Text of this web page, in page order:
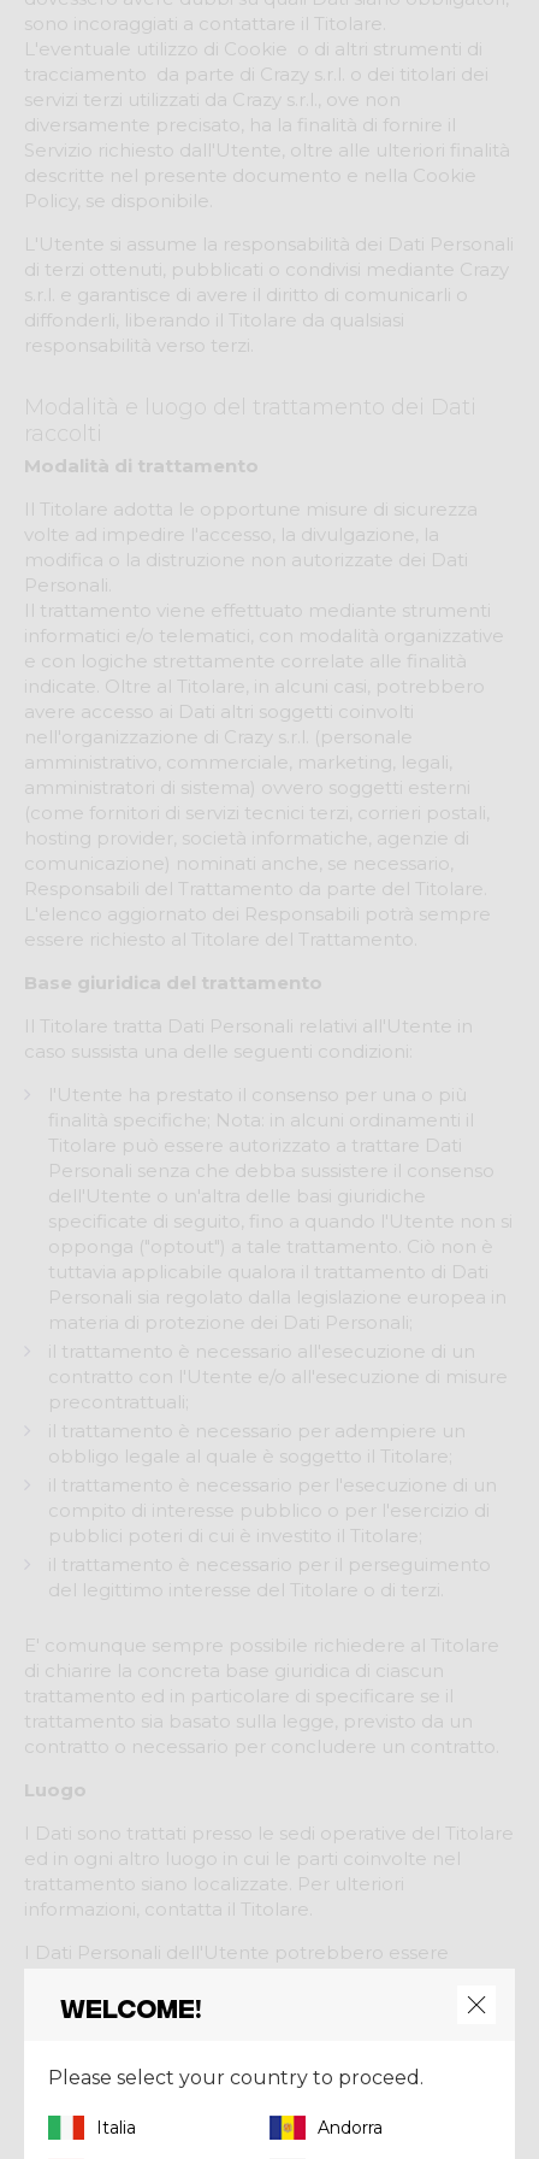
sono incoraggiati a contattare il Titolare.
L'eventuale utilizzo di Cookie ­ o di altri strumenti di
tracciamento ­ da parte di Crazy s.r.l. o dei titolari dei
servizi terzi utilizzati da Crazy s.r.l., ove non
diversamente precisato, ha la finalità di fornire il
Servizio richiesto dall'Utente, oltre alle ulteriori finalità
descritte nel presente documento e nella Cookie
Policy, se disponibile.
L'Utente si assume la responsabilità dei Dati Personali
di terzi ottenuti, pubblicati o condivisi mediante Crazy
s.r.l. e garantisce di avere il diritto di comunicarli o
diffonderli, liberando il Titolare da qualsiasi
responsabilità verso terzi.
Modalità e luogo del trattamento dei Dati
raccolti
Modalità di trattamento
Il Titolare adotta le opportune misure di sicurezza
volte ad impedire l'accesso, la divulgazione, la
modifica o la distruzione non autorizzate dei Dati
Personali.
Il trattamento viene effettuato mediante strumenti
informatici e/o telematici, con modalità organizzative
e con logiche strettamente correlate alle finalità
indicate. Oltre al Titolare, in alcuni casi, potrebbero
avere accesso ai Dati altri soggetti coinvolti
nell'organizzazione di Crazy s.r.l. (personale
amministrativo, commerciale, marketing, legali,
amministratori di sistema) ovvero soggetti esterni
(come fornitori di servizi tecnici terzi, corrieri postali,
hosting provider, società informatiche, agenzie di
comunicazione) nominati anche, se necessario,
Responsabili del Trattamento da parte del Titolare.
L'elenco aggiornato dei Responsabili potrà sempre
essere richiesto al Titolare del Trattamento.
Base giuridica del trattamento
Il Titolare tratta Dati Personali relativi all'Utente in
caso sussista una delle seguenti condizioni:
l'Utente ha prestato il consenso per una o più
finalità specifiche; Nota: in alcuni ordinamenti il
Titolare può essere autorizzato a trattare Dati
Personali senza che debba sussistere il consenso
dell'Utente o un'altra delle basi giuridiche
specificate di seguito, fino a quando l'Utente non si
opponga ("opt­out") a tale trattamento. Ciò non è
tuttavia applicabile qualora il trattamento di Dati
Personali sia regolato dalla legislazione europea in
materia di protezione dei Dati Personali;
il trattamento è necessario all'esecuzione di un
contratto con l'Utente e/o all'esecuzione di misure
precontrattuali;
il trattamento è necessario per adempiere un
obbligo legale al quale è soggetto il Titolare;
il trattamento è necessario per l'esecuzione di un
compito di interesse pubblico o per l'esercizio di
pubblici poteri di cui è investito il Titolare;
il trattamento è necessario per il perseguimento
del legittimo interesse del Titolare o di terzi.
E' comunque sempre possibile richiedere al Titolare
di chiarire la concreta base giuridica di ciascun
trattamento ed in particolare di specificare se il
trattamento sia basato sulla legge, previsto da un
contratto o necessario per concludere un contratto.
Luogo
I Dati sono trattati presso le sedi operative del Titolare
ed in ogni altro luogo in cui le parti coinvolte nel
trattamento siano localizzate. Per ulteriori
informazioni, contatta il Titolare.
I Dati Personali dell'Utente potrebbero essere
trova. Per ottenere ulteriori informazioni sul luogo del
Personali.
In caso di superiore protezione, l'Utente ha diritto a
ottenere informazioni in merito alla base giuridica del
Welcome!
Please select your country to proceed.
Italia
Andorra